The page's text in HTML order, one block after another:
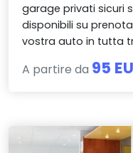
garage privati sicuri
disponibili su
vostra auto in tutta
A partire da 95